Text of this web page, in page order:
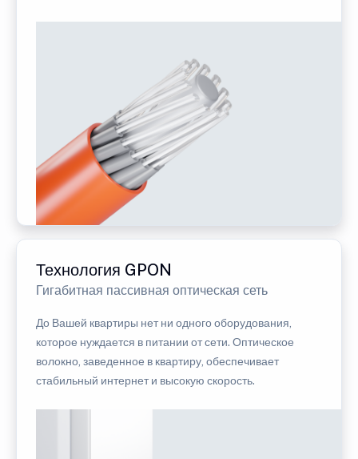
Технология GPON
Гигабитная пассивная оптическая сеть
До Вашей квартиры нет ни одного оборудования,
которое нуждается в питании от сети. Оптическое
волокно, заведенное в квартиру, обеспечивает
стабильный интернет и высокую скорость.